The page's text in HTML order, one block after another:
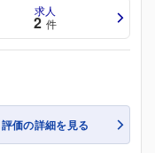
求人
2 件
評価の詳細を見る